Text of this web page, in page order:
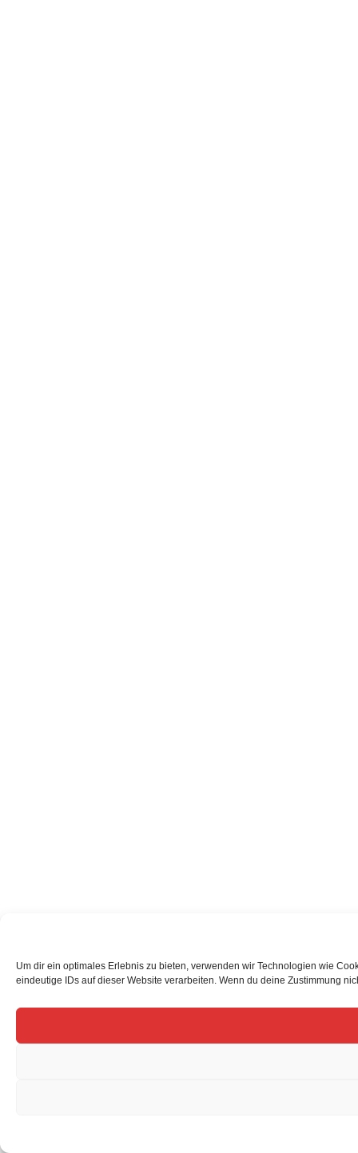
Um dir ein optimales Erlebnis zu bieten, verwenden wir Technologien wie
eindeutige IDs auf dieser Website verarbeiten. Wenn du deine Zustimmung